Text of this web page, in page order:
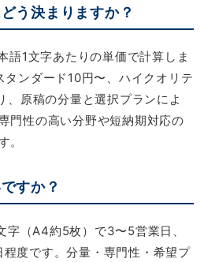
う決まりますか？
語1文字あたりの単価で計算しま
ンダード10円〜、ハイクオリテ
、原稿の分量と選択プランによ
門性の高い分野や短納期対応の
。
すか？
（A4約5枚）で3〜5営業日、
度です。分量・専門性・希望プ